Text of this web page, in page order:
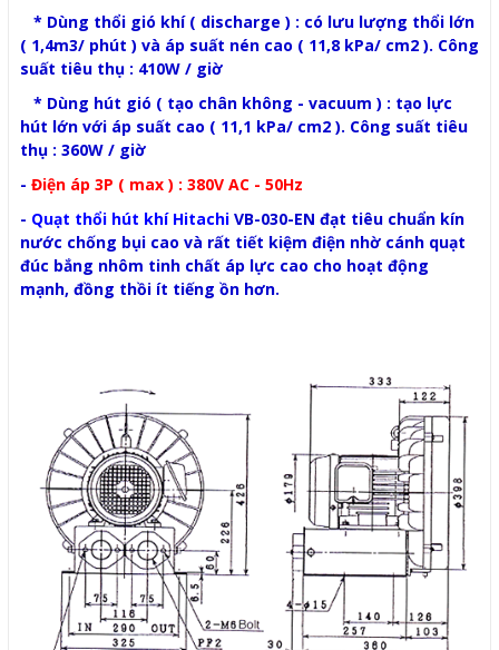
* Dùng thổi gió khí ( discharge ) : có lưu lượng thổi lớn
( 1,4m3/ phút ) và áp suất nén cao ( 11,8 kPa/ cm2 ). Công
suất tiêu thụ : 410W / giờ
* Dùng hút gió ( tạo chân không - vacuum ) : tạo lực
hút lớn với áp suất cao ( 11,1 kPa/ cm2 ). Công suất tiêu
thụ : 360W / giờ
- Điện áp 3P ( max ) : 380V AC - 50Hz
- Quạt thổi hút khí Hitachi VB-030-EN đạt tiêu chuẩn kín
nước chống bụi cao và rất tiết kiệm điện nhờ cánh quạt
đúc bắng nhôm tinh chất áp lực cao cho hoạt động
mạnh, đồng thồi ít tiếng ồn hơn.